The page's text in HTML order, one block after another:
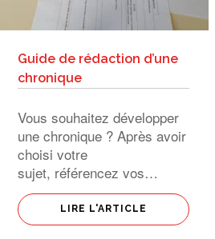
Guide de rédaction d’une
chronique
Vous souhaitez développer
une chronique ? Après avoir
choisi votre
sujet, référencez vos
sources d’informations !
Réfléchissez bien quel
aspect du sujet vous
LIRE L'ARTICLE